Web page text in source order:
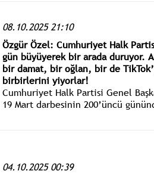
08.10.2025 21:10
Özgür Özel: Cumhuriyet Halk
gün büyüyerek bir arada duruyor.
bir damat, bir oğlan, bir de
birbirlerini yiyorlar!
Cumhuriyet Halk Partisi Genel
19 Mart darbesinin 200’üncü
04.10.2025 00:39